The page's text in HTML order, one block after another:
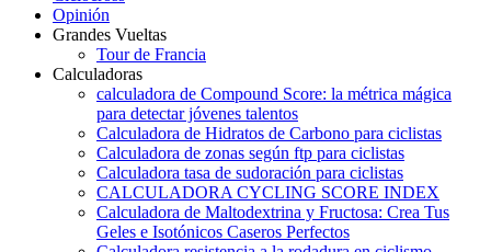
Opinión
Grandes Vueltas
Tour de Francia
Calculadoras
calculadora de Compound Score: la métrica mágica
para detectar jóvenes talentos
Calculadora de Hidratos de Carbono para ciclistas
Calculadora de zonas según ftp para ciclistas
Calculadora tasa de sudoración para ciclistas
CALCULADORA CYCLING SCORE INDEX
Calculadora de Maltodextrina y Fructosa: Crea Tus
Geles e Isotónicos Caseros Perfectos